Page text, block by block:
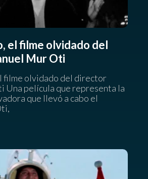
el filme olvidado del
Mur Oti
filme olvidado del director
Una película que representa la
que llevó a cabo el